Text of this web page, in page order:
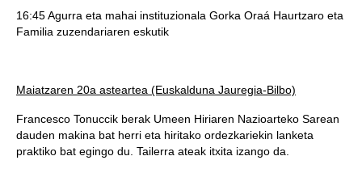
16:45 Agurra eta mahai instituzionala Gorka Oraá Haurtzaro eta
Familia zuzendariaren eskutik
Maiatzaren 20a asteartea (Euskalduna Jauregia-Bilbo)
Francesco Tonuccik berak Umeen Hiriaren Nazioarteko Sarean
dauden makina bat herri eta hiritako ordezkariekin lanketa
praktiko bat egingo du. Tailerra ateak itxita izango da.